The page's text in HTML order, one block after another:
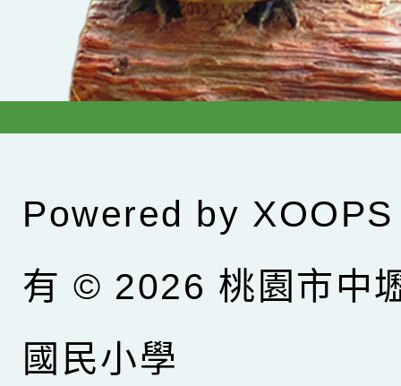
Powered by XOOPS
有 © 2026 桃園市中
國民小學